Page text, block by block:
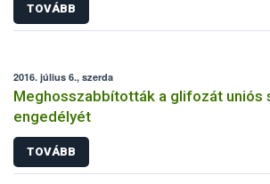
TOVÁBB
2016. július 6., szerda
Meghosszabbították a glifozát uniós
engedélyét
TOVÁBB